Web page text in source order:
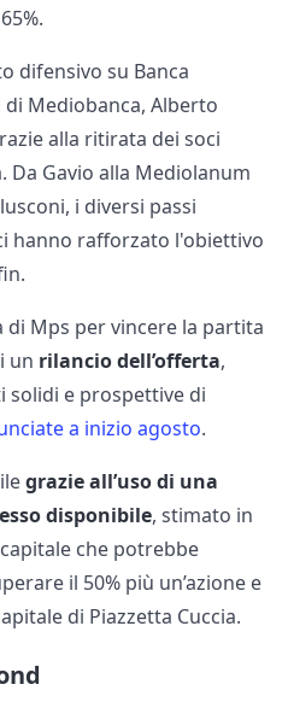
difensivo su Banca
Mediobanca, Alberto
alla ritirata dei soci
Da Gavio alla Mediolanum
i diversi passi
hanno rafforzato l'obiettivo
di Mps per vincere la partita
un rilancio dell’offerta,
e prospettive di
a inizio agosto.
grazie all’uso di una
disponibile, stimato in
che potrebbe
il 50% più un’azione e
di Piazzetta Cuccia.